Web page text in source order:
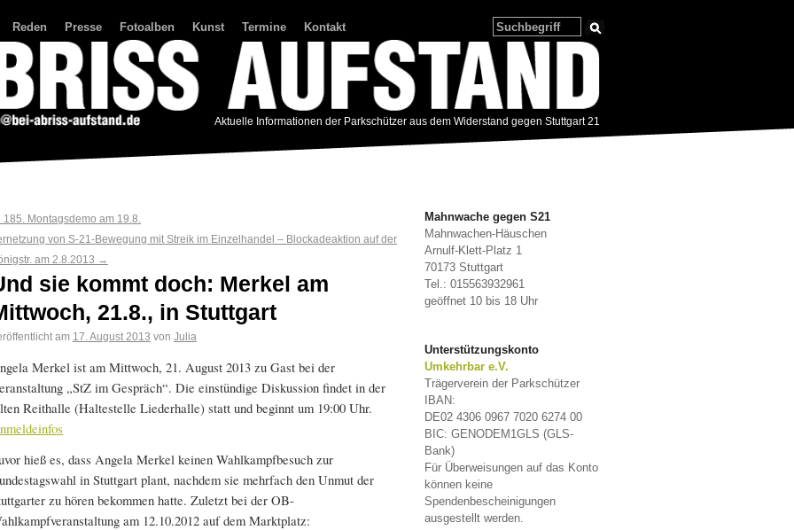
Reden Presse Fotoalben Kunst Termine Kontakt
Aktuelle Informationen der Parkschützer aus dem Widerstand gegen Stuttgart 21
185. Montagsdemo am 19.8.
von S-21-Bewegung mit Streik im Einzelhandel – Blockadeaktion auf der
am 2.8.2013 →
sie kommt doch: Merkel am
21.8., in Stuttgart
am 17. August 2013 von Julia
Merkel ist am Mittwoch, 21. August 2013 zu Gast bei der
„StZ im Gespräch“. Die einstündige Diskussion findet in der
Reithalle (Haltestelle Liederhalle) statt und beginnt um 19:00 Uhr.
hieß es, dass Angela Merkel keinen Wahlkampfbesuch zur
in Stuttgart plant, nachdem sie mehrfach den Unmut der
zu hören bekommen hatte. Zuletzt bei der OB-
am 12.10.2012 auf dem Marktplatz:
Mahnwache gegen S21
Mahnwachen-Häuschen
Arnulf-Klett-Platz 1
70173 Stuttgart
Tel.: 015563932961
geöffnet 10 bis 18 Uhr
Unterstützungskonto
Umkehrbar e.V.
Trägerverein der Parkschützer
IBAN:
DE02 4306 0967 7020 6274 00
BIC: GENODEM1GLS (GLS-
Bank)
Für Überweisungen auf das Konto
können keine
Spendenbescheinigungen
ausgestellt werden.